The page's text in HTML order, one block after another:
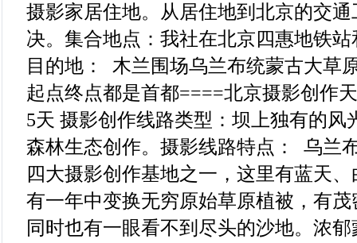
摄影家居住地。从居住地到北京的交
决。集合地点：我社在北京四惠地铁
目的地： 木兰围场乌兰布统蒙古大草
起点终点都是首都====北京摄影创作
5天 摄影创作线路类型：坝上独有的风
森林生态创作。摄影线路特点： 乌兰
四大摄影创作基地之一，这里有蓝天
有一年中变换无穷原始草原植被，有
同时也有一眼看不到尽头的沙地。浓